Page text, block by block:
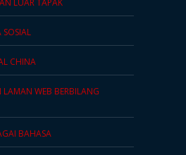
LUAR TAPAK
SOSIAL
CHINA
WEB BERBILANG
BAHASA